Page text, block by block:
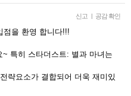
신고 | 공감 확인
점을 환영 합니다!!!
특히 스타더스트: 별과 마녀는
략요소가 결합되어 더욱 재미있